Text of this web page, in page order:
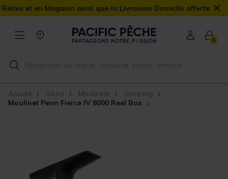
en Magasin ainsi que la Livraison Domicile offerte dès 90€×
0
Accueil Silure Moulinets
Spinning
Moulinet Penn Fierce IV 8000 Reel Box